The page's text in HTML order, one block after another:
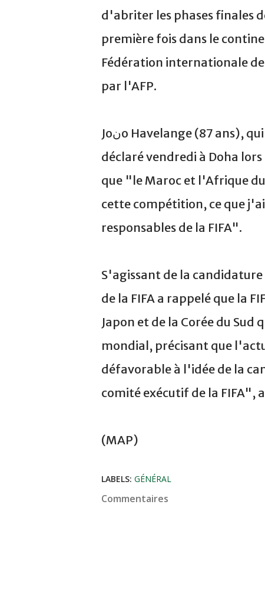
d'abriter les phases finales
première fois dans le
Fédération internationale
par l'AFP.
Joنo Havelange (87 ans), qui avait été à la tête de la FIFA de 1974 à 1998, a
déclaré vendredi à Doha
que "le Maroc et l'Afrique
cette compétition, ce que
responsables de la FIFA".
S'agissant de la
de la FIFA a rappelé que la
Japon et de la Corée du
mondial, précisant que
défavorable à l'idée de la
comité exécutif de la FIFA",
(MAP)
LABELS: GÉNÉRAL
Commentaires